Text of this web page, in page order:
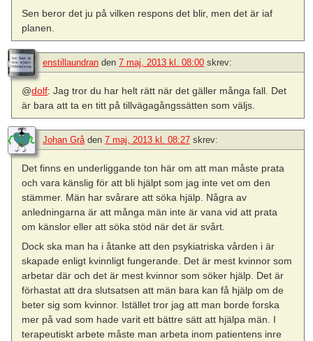
Sen beror det ju på vilken respons det blir, men det är iaf
planen.
enstillaundran den 7 maj, 2013 kl. 08:00 skrev:
@dolf: Jag tror du har helt rätt när det gäller många fall. Det
är bara att ta en titt på tillvägagångssätten som väljs.
Johan Grå den 7 maj, 2013 kl. 08:27 skrev:
Det finns en underliggande ton här om att man måste prata
och vara känslig för att bli hjälpt som jag inte vet om den
stämmer. Män har svårare att söka hjälp. Några av
anledningarna är att många män inte är vana vid att prata
om känslor eller att söka stöd när det är svårt.
Dock ska man ha i åtanke att den psykiatriska vården i är
skapade enligt kvinnligt fungerande. Det är mest kvinnor som
arbetar där och det är mest kvinnor som söker hjälp. Det är
förhastat att dra slutsatsen att män bara kan få hjälp om de
beter sig som kvinnor. Istället tror jag att man borde forska
mer på vad som hade varit ett bättre sätt att hjälpa män. I
terapeutiskt arbete måste man arbeta inom patientens inre